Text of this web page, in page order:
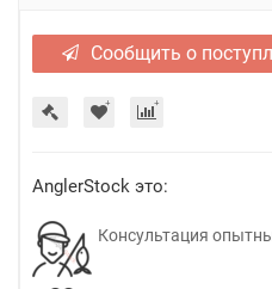
Сообщить о
AnglerStock это:
Консультация